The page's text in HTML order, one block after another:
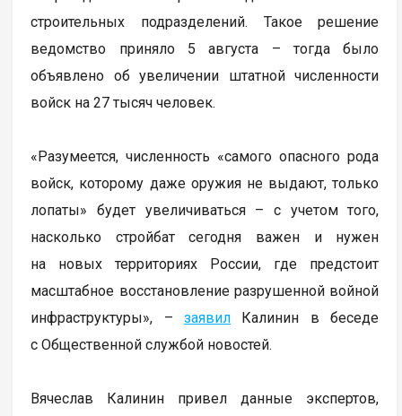
строительных подразделений. Такое решение
ведомство приняло 5 августа – тогда было
объявлено об увеличении штатной численности
войск на 27 тысяч человек.
«Разумеется, численность «самого опасного рода
войск, которому даже оружия не выдают, только
лопаты» будет увеличиваться – с учетом того,
насколько стройбат сегодня важен и нужен
на новых территориях России, где предстоит
масштабное восстановление разрушенной войной
инфраструктуры», –заявил Калинин в беседе
с Общественной службой новостей.
Вячеслав Калинин привел данные экспертов,